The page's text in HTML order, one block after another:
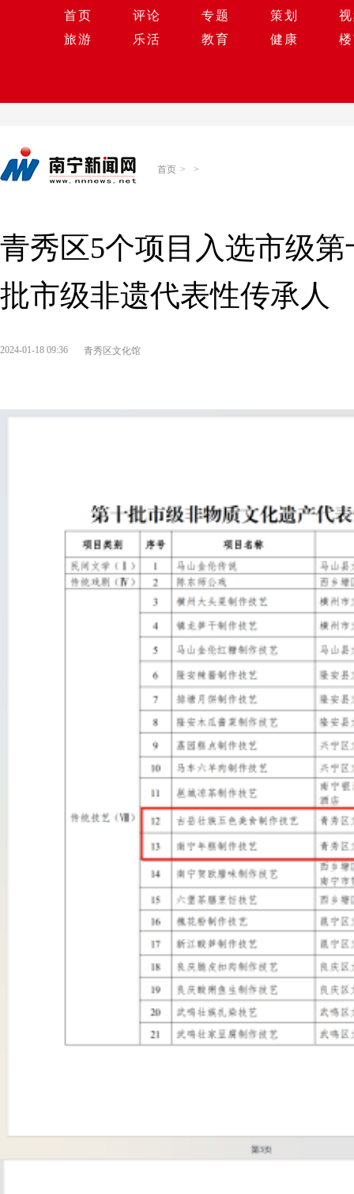
首页 评论 专题 策划
旅游
乐活 教育 健康
首页 > >
青秀区5个项目入选市级
批市级非遗代表性传承人
2024-01-18 09:36 青秀区文化馆